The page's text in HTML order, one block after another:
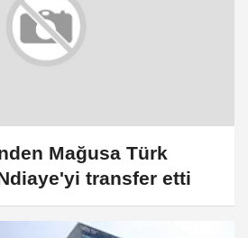
Mağusa Türk
transfer etti